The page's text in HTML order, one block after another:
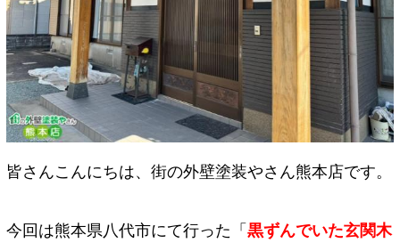
皆さんこんにちは、街の外壁塗装やさん熊本店です。
今回は熊本県八代市にて行った「 黒ずんでいた玄関木